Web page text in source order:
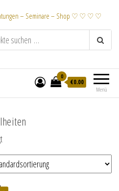
– Seminare – Shop ♡ ♡ ♡ ♡
Menü
0
€0.00